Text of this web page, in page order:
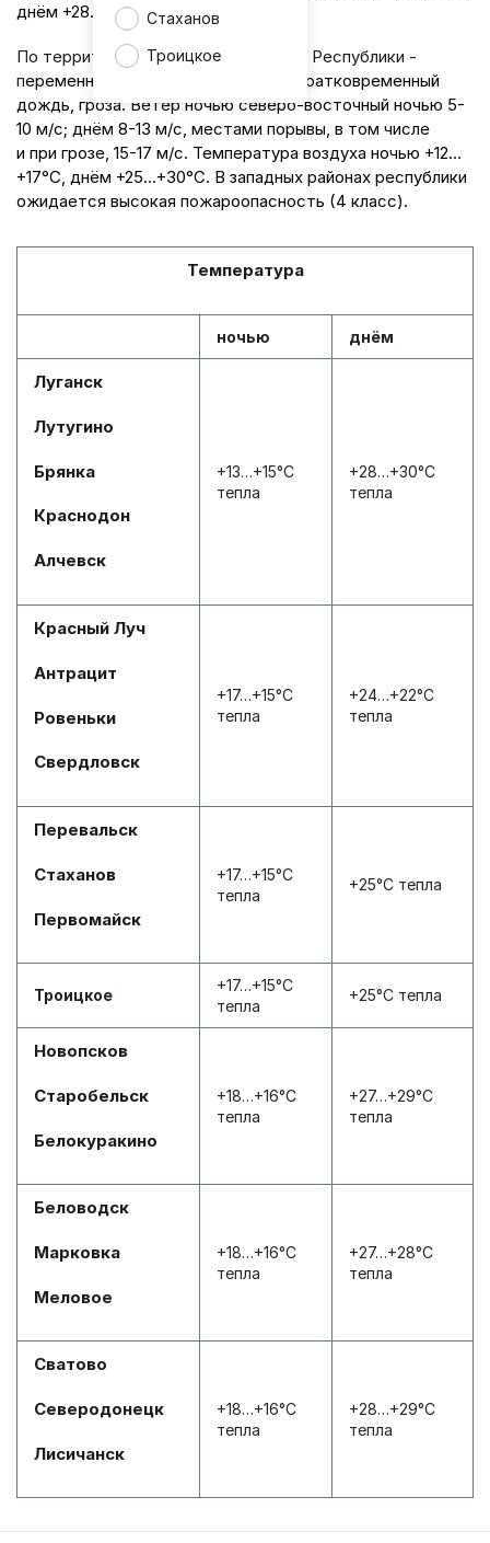
Стаханов
Троицкое
днём +28…+30°С.
По территории Луганской Народной Республики -
переменная облачность. Местами кратковременный
дождь, гроза. Ветер ночью северо-восточный ночью 5-
10 м/с; днём 8-13 м/с, местами порывы, в том числе
и при грозе, 15-17 м/с. Температура воздуха ночью +12…
+17°С, днём +25…+30°С. В западных районах республики
ожидается высокая пожароопасность (4 класс).
Температура
ночью днём
Луганск
Лутугино
Брянка
Краснодон
Алчевск
+13…+15°С
тепла
+28…+30°С
тепла
Красный Луч
Антрацит
Ровеньки
Свердловск
+17…+15°С
тепла
+24…+22°С
тепла
Перевальск
Стаханов
Первомайск
+17…+15°С
тепла
+25°С тепла
Троицкое
+17…+15°С
тепла
+25°С тепла
Новопсков
Старобельск
Белокуракино
+18…+16°С
тепла
+27…+29°С
тепла
Беловодск
Марковка
Меловое
+18…+16°С
тепла
+27…+28°С
тепла
Сватово
Северодонецк
Лисичанск
+18…+16°С
тепла
+28…+29°С
тепла